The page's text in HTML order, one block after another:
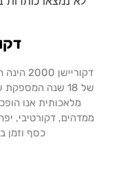
של 18 שנה
מלאכותית אנו
ממדהים, דקורטיבי,
כסף וזמן